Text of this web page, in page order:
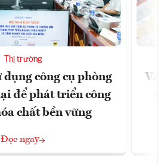
Thị trường
dụng công cụ phòng
để phát triển công
chất bền vững
Đọc ngay